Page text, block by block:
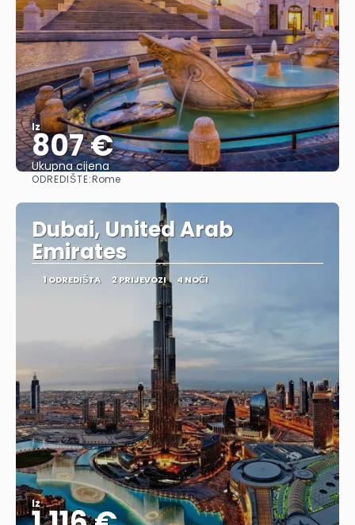
Iz
807 €
Ukupna cijena
ODREDIŠTE:Rome
Dubai, United Arab
Emirates
1 ODREDIŠTA 2 PRIJEVOZI 4 NOĆI
Iz